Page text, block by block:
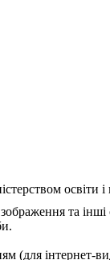
та
(для